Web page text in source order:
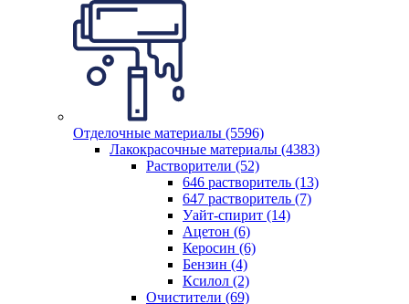
Отделочные материалы (5596)
Лакокрасочные материалы (4383)
Растворители (52)
646 растворитель (13)
647 растворитель (7)
Уайт-спирит (14)
Ацетон (6)
Керосин (6)
Бензин (4)
Ксилол (2)
Очистители (69)